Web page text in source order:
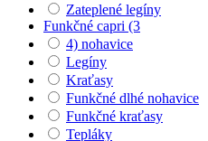
Zateplené legíny
Funkčné capri (3
4) nohavice
Legíny
Kraťasy
Funkčné dlhé nohavice
Funkčné kraťasy
Tepláky